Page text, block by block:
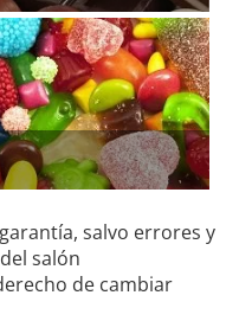
salvo errores y
salón
de cambiar